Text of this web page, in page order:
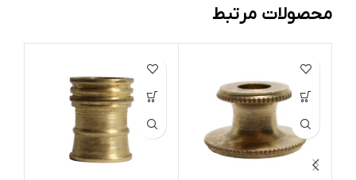
محصولات مرتبط